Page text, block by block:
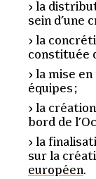
la
sein d’une
la
constituée
la mise
équipes ;
la création
bord de
la
sur la
européen.